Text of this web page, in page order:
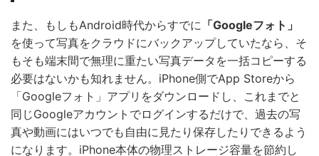
また、もしもAndroid時代からすでに 「Googleフォト」
を使って写真をクラウドにバックアップしていたなら、そ
もそも端末間で無理に重たい写真データを一括コピーする
必要はないかも知れません。iPhone側でApp Storeから
「Googleフォト」アプリをダウンロードし、これまでと
同じGoogleアカウントでログインするだけで、過去の写
真や動画にはいつでも自由に見たり保存したりできるよう
になります。iPhone本体の物理ストレージ容量を節約し